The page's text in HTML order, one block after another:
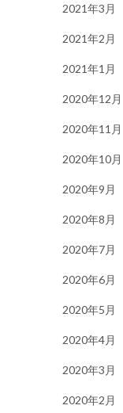
2021年3月
2021年2月
2021年1月
2020年12月
2020年11月
2020年10月
2020年9月
2020年8月
2020年7月
2020年6月
2020年5月
2020年4月
2020年3月
2020年2月